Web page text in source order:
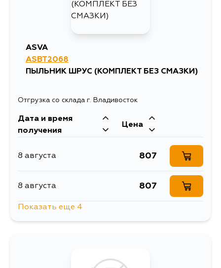
ASVA
ASBT2068
ПЫЛЬНИК ШРУС (КОМПЛЕКТ БЕЗ СМАЗКИ)
Отгрузка со склада г. Владивосток
Дата и время
получения
Цена
8 августа 807
8 августа 807
Показать еще 4